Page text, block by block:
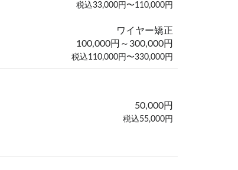
税込33,000円〜110,000円
ワイヤー矯正
100,000円～300,000円
税込110,000円〜330,000円
50,000円
税込55,000円